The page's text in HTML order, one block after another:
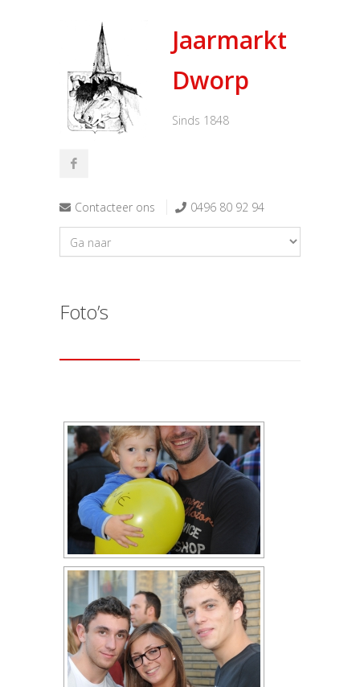
Jaarmarkt
Dworp
Sinds 1848
Contacteer ons 0496 80 92 94
Foto’s